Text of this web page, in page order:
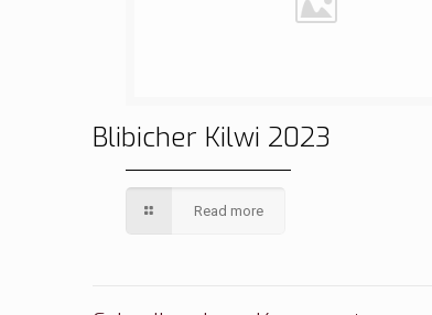
Blibicher Kilwi 2023
Read more